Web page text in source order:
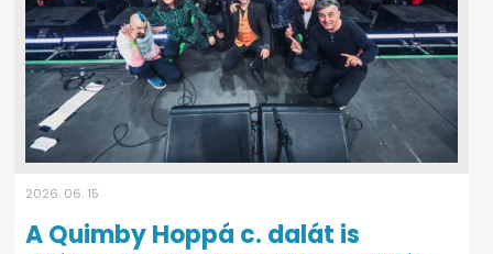
2026. 06. 15
A Quimby Hoppá c. dalát is